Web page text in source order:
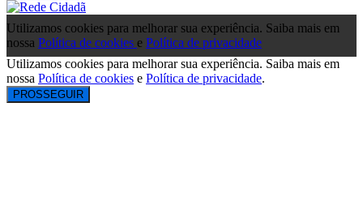
Utilizamos cookies para melhorar sua experiência. Saiba mais em
nossa Política de cookies e Política de privacidade
Utilizamos cookies para melhorar sua experiência. Saiba mais em
nossa Política de cookies e Política de privacidade.
PROSSEGUIR